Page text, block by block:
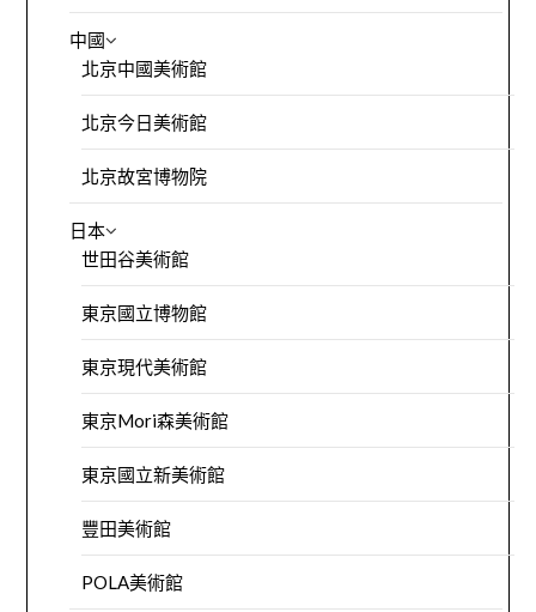
中國
北京中國美術館
北京今日美術館
北京故宮博物院
日本
世田谷美術館
東京國立博物館
東京現代美術館
東京Mori森美術館
東京國立新美術館
豐田美術館
POLA美術館